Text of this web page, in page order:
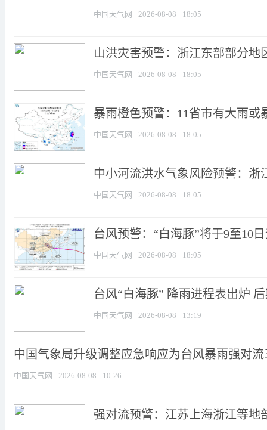
中国天气网 2026-08-08 18:05
山洪灾害预警：浙江东部部分地
中国天气网 2026-08-08 18:05
暴雨橙色预警：11省市有大雨或
中国天气网 2026-08-08 18:05
中小河流洪水气象风险预警：浙
中国天气网 2026-08-08 18:05
台风预警：“白海豚”将于9至10
中国天气网 2026-08-08 18:05
台风“白海豚” 降雨进程表出炉
中国天气网 2026-08-08 13:19
中国气象局升级调整应急响应为台风暴雨强对流
中国天气网 2026-08-08 10:26
强对流预警：江苏上海浙江等地